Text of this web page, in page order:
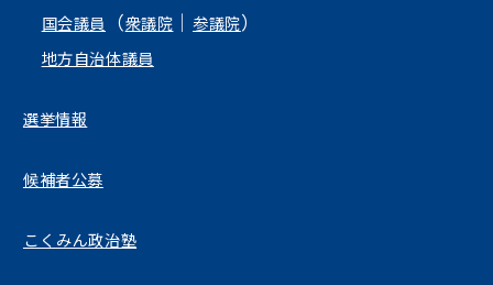
国会議員
（衆議院 ｜参議院）
地方自治体議員
選挙情報
候補者公募
こくみん政治塾